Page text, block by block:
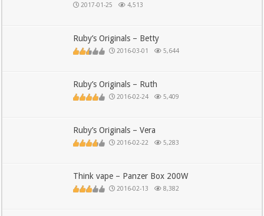
2017-01-25 4,513
Ruby’s Originals – Betty
2016-03-01 5,644
Ruby’s Originals – Ruth
2016-02-24 5,409
Ruby’s Originals – Vera
2016-02-22 5,283
Think vape – Panzer Box 200W
2016-02-13 8,382